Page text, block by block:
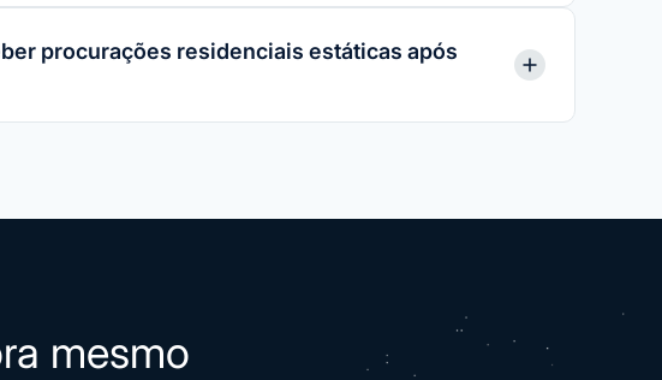
procurações residenciais estáticas após
mesmo